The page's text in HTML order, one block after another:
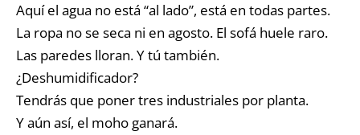
Aquí el agua no está “al lado”, está en todas partes.
La ropa no se seca ni en agosto. El sofá huele raro.
Las paredes lloran. Y tú también.
¿Deshumidificador?
Tendrás que poner tres industriales por planta.
Y aún así, el moho ganará.